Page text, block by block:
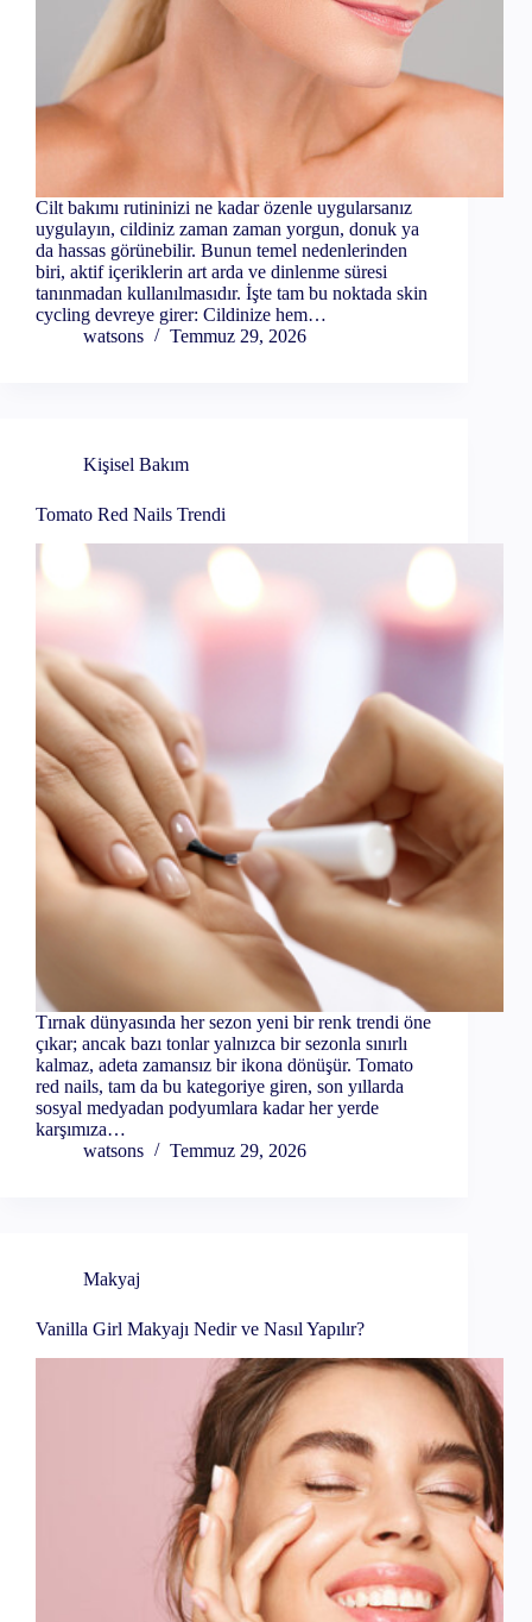
Cilt bakımı rutininizi ne kadar özenle uygularsanız
uygulayın, cildiniz zaman zaman yorgun, donuk ya
da hassas görünebilir. Bunun temel nedenlerinden
biri, aktif içeriklerin art arda ve dinlenme süresi
tanınmadan kullanılmasıdır. İşte tam bu noktada skin
cycling devreye girer: Cildinize hem…
watsons
Temmuz 29, 2026
Kişisel Bakım
Tomato Red Nails Trendi
Tırnak dünyasında her sezon yeni bir renk trendi öne
çıkar; ancak bazı tonlar yalnızca bir sezonla sınırlı
kalmaz, adeta zamansız bir ikona dönüşür. Tomato
red nails, tam da bu kategoriye giren, son yıllarda
sosyal medyadan podyumlara kadar her yerde
karşımıza…
watsons
Temmuz 29, 2026
Makyaj
Vanilla Girl Makyajı Nedir ve Nasıl Yapılır?